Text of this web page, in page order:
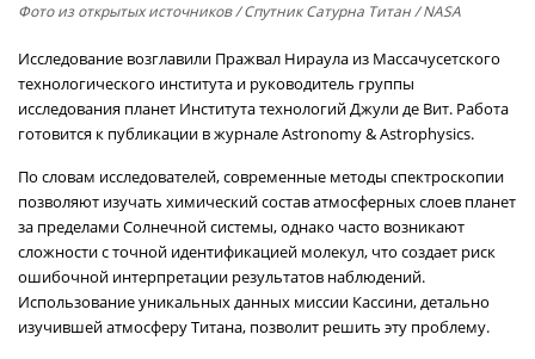
Фото из открытых источников/ Спутник Сатурна Титан / NASA
Исследование возглавили Пражвал Нираула из Массачусетского
технологического института и руководитель группы
исследования планет Института технологий Джули де Вит. Работа
готовится к публикации в журнале Astronomy & Astrophysics.
По словам исследователей, современные методы спектроскопии
позволяют изучать химический состав атмосферных слоев планет
за пределами Солнечной системы, однако часто возникают
сложности с точной идентификацией молекул, что создает риск
ошибочной интерпретации результатов наблюдений.
Использование уникальных данных миссии Кассини, детально
изучившей атмосферу Титана, позволит решить эту проблему.